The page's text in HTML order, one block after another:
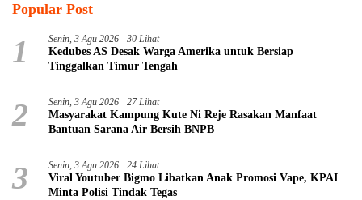
Popular Post
1 Senin, 3 Agu 2026 30 Lihat
Kedubes AS Desak Warga Amerika untuk Bersiap
Tinggalkan Timur Tengah
2 Senin, 3 Agu 2026 27 Lihat
Masyarakat Kampung Kute Ni Reje Rasakan Manfaat
Bantuan Sarana Air Bersih BNPB
3 Senin, 3 Agu 2026 24 Lihat
Viral Youtuber Bigmo Libatkan Anak Promosi Vape, KPAI
Minta Polisi Tindak Tegas